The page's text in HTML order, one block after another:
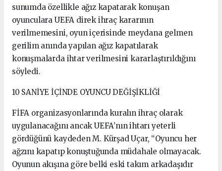
sunumda özellikle ağız kapatarak konuşan
oyunculara UEFA direk ihraç kararının
verilmemesini, oyun içerisinde meydana gelmen
gerilim anında yapılan ağız kapatılarak
konuşmalarda ihtar verilmesini kararlaştırıldığını
söyledi.
10 SANİYE İÇİNDE OYUNCU DEĞİŞİKLİĞİ
FİFA organizasyonlarında kuralın ihraç olarak
uygulanacağını ancak UEFA’nın ihtarı yeterli
gördüğünü kaydeden M. Kürşad Uçar, “Oyuncu her
ağzını kapatıp konuştuğunda müdahale olmayacak.
Oyunun akışına göre belki eski takım arkadaşıdır